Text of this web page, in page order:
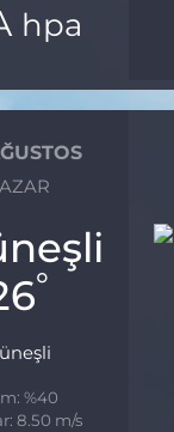
hpa
°
%40
8.50 m/s